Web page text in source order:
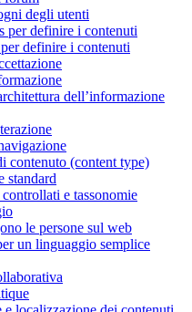
degli utenti
per definire i contenuti
definire i contenuti
dell’informazione
contenuto (content type)
standard
e tassonomie
le persone sul web
un linguaggio semplice